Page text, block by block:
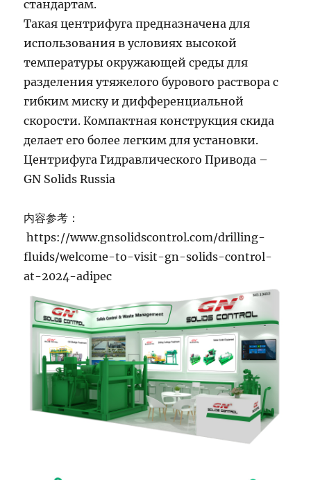
стандартам.
Такая центрифуга предназначена для
использования в условиях высокой
температуры окружающей среды для
разделения утяжелого бурового раствора с
гибким миску и дифференциальной
скорости. Компактная конструкция скида
делает его более легким для установки.
Центрифуга Гидравлического Привода –
GN Solids Russia
内容参考：
https://www.gnsolidscontrol.com/drilling-
fluids/welcome-to-visit-gn-solids-control-
at-2024-adipec